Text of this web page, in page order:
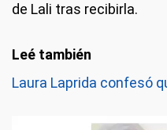
de Lali tras recibirla.
Laura Laprida confesó